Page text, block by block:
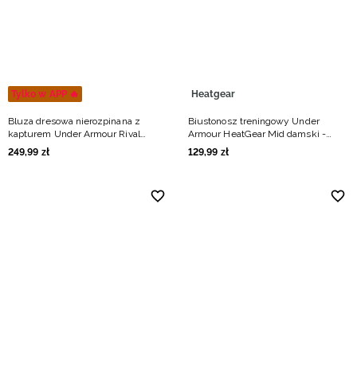
Tylko w APP 🔥
Bluza dresowa nierozpinana z
kapturem Under Armour Rival
Lightweight męska - zielona
249,99 zł
Heatgear
Biustonosz treningowy Under
Armour HeatGear Mid damski -
czarny
129,99 zł